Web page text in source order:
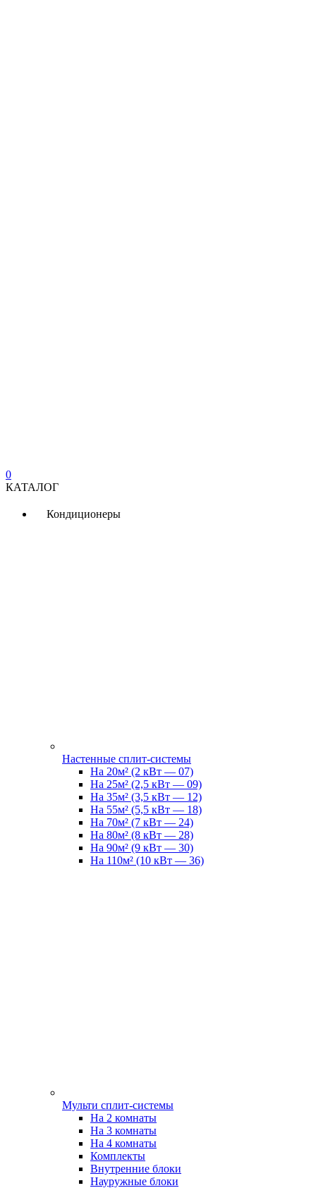
0
КАТАЛОГ
Кондиционеры
Настенные сплит-системы
На 20м² (2 кВт — 07)
На 25м² (2,5 кВт — 09)
На 35м² (3,5 кВт — 12)
На 55м² (5,5 кВт — 18)
На 70м² (7 кВт — 24)
На 80м² (8 кВт — 28)
На 90м² (9 кВт — 30)
На 110м² (10 кВт — 36)
Мульти сплит-системы
На 2 комнаты
На 3 комнаты
На 4 комнаты
Комплекты
Внутренние блоки
Науружные блоки